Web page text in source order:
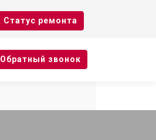
Cтатус ремонта
Oбратный звонок